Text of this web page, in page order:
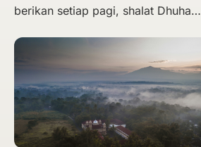
berikan setiap pagi, shalat Dhuha…